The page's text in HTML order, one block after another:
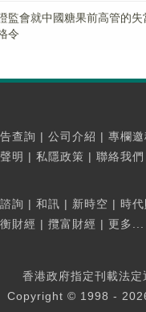
監會就中國糖果前高管的
令
查詢 | 公司介紹 | 專欄邀
明 | 私隱政策 | 聯絡我們
詢 | 和訊 | 新時空 | 時
財經 | 攬富財經 | 更多...
香港政府指定刊載法
Copyright © 1998 -